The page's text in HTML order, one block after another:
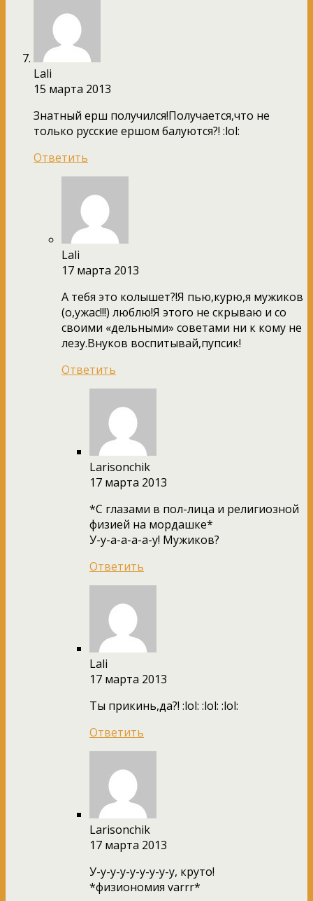
Lali
15 марта 2013
Знатный ерш получился!Получается,что не
только русские ершом балуются?! :lol:
Ответить
Lali
17 марта 2013
А тебя это колышет?!Я пью,курю,я мужиков
(о,ужас!!!) люблю!Я этого не скрываю и со
своими «дельными» советами ни к кому не
лезу.Внуков воспитывай,пупсик!
Ответить
Larisonchik
17 марта 2013
*С глазами в пол-лица и религиозной
физией на мордашке*
У-у-а-а-а-а-у! Мужиков?
Ответить
Lali
17 марта 2013
Ты прикинь,да?! :lol: :lol: :lol:
Ответить
Larisonchik
17 марта 2013
У-у-у-у-у-у-у-у-у, круто!
*физиономия varrr*